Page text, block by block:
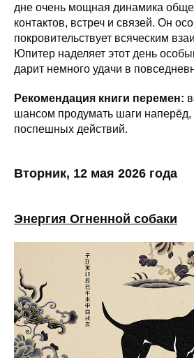
дне очень мощная динамика
контактов, встреч и связей. Он
покровительствует всяческим
Юпитер наделяет этот день
дарит немного удачи в
Рекомендация книги перемен:
шансом продумать шаги наперёд,
поспешных действий.
Вторник, 12 мая 2026 года
Энергия Огненной собаки